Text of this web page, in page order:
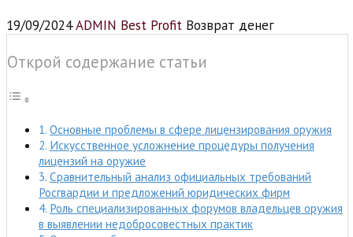
19/09/2024ADMIN Best Profit Возврат денег
Открой содержание статьи
Основные проблемы в сфере лицензирования оружия
Искусственное усложнение процедуры получения
лицензий на оружие
Сравнительный анализ официальных требований
Росгвардии и предложений юридических фирм
Роль специализированных форумов владельцев оружия
в выявлении недобросовестных практик